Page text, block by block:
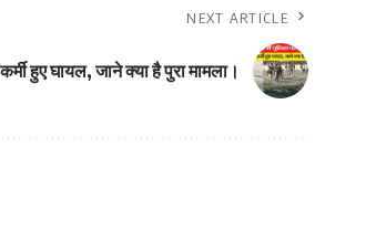
NEXT ARTICLE
हुए घायल, जाने क्या है पुरा मामला।